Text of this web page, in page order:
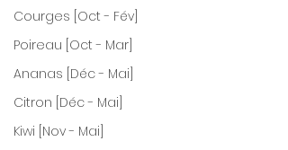
Courges [Oct - Fév]
Poireau [Oct - Mar]
Ananas [Déc - Mai]
Citron [Déc - Mai]
Kiwi [Nov - Mai]